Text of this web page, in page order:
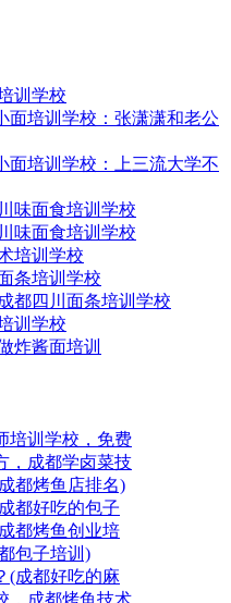
训学校
面培训学校：张潇潇和老公
面培训学校：上三流大学不
味面食培训学校
味面食培训学校
培训学校
条培训学校
都四川面条培训学校
训学校
炸酱面培训
培训学校，免费
，成都学卤菜技
都烤鱼店排名)
都好吃的包子
都烤鱼创业培
包子培训)
(成都好吃的麻
，成都烤鱼技术